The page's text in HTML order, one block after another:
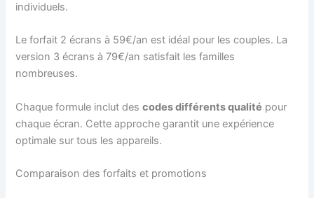
individuels.
Le forfait 2 écrans à 59€/an est idéal pour les couples. La
version 3 écrans à 79€/an satisfait les familles
nombreuses.
Chaque formule inclut descodes différents qualité pour
chaque écran. Cette approche garantit une expérience
optimale sur tous les appareils.
Comparaison des forfaits et promotions